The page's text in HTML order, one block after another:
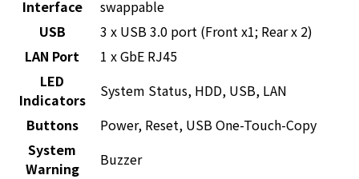
Interface
swappable
USB
3 x USB 3.0 port (Front x1; Rear x 2)
LAN Port
1 x GbE RJ45
LED
Indicators
System Status, HDD, USB, LAN
Buttons
Power, Reset, USB One-Touch-Copy
System
Warning
Buzzer